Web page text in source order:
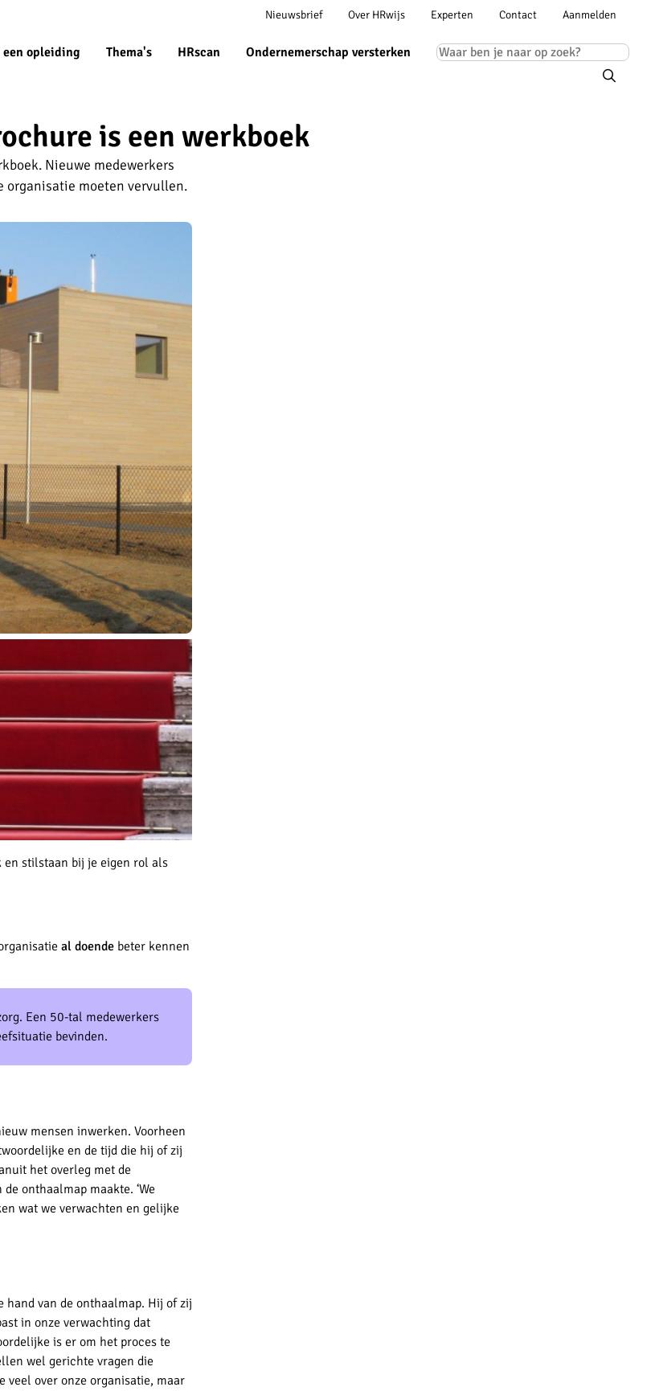
navigation
een opleiding Thema's HRscan Ondernemerschap versterken
Meta
Nieuwsbrief Over HRwijs Experten Contact
Account
Aanmelden
is een werkboek
Nieuwe medewerkers
organisatie moeten vervullen.
en stilstaan bij je eigen rol als
al doende beter kennen
Een 50-tal medewerkers
bevinden.
mensen inwerken. Voorheen
en de tijd die hij of zij
het overleg met de
onthaalmap maakte. ‘We
wat we verwachten en gelijke
hand van de onthaalmap. Hij of zij
in onze verwachting dat
is er om het proces te
wel gerichte vragen die
veel over onze organisatie, maar